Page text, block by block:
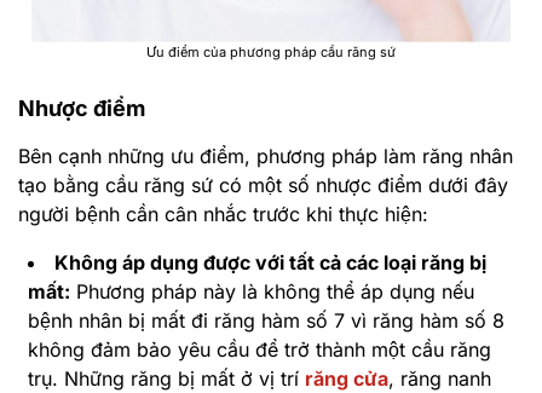
Ưu điểm của phương pháp cầu răng sứ
Nhược điểm
Bên cạnh những ưu điểm, phương pháp làm răng nhân
tạo bằng cầu răng sứ có một số nhược điểm dưới đây
người bệnh cần cân nhắc trước khi thực hiện:
Không áp dụng được với tất cả các loại răng bị
mất: Phương pháp này là không thể áp dụng nếu
bệnh nhân bị mất đi răng hàm số 7 vì răng hàm số 8
không đảm bảo yêu cầu để trở thành một cầu răng
trụ. Những răng bị mất ở vị trí răng cửa, răng nanh